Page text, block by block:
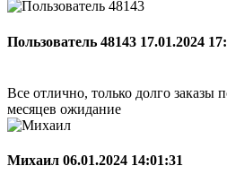
Пользователь 48143 17.01.2024
Все отлично, только долго заказы
месяцев ожидание
Михаил 06.01.2024 14:01:31